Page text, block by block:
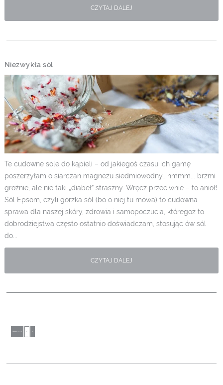
CZYTAJ DALEJ
Niezwykła sól
Te cudowne sole do kąpieli – od jakiegoś czasu ich gamę
poszerzyłam o siarczan magnezu siedmiowodny… hmmm... brzmi
groźnie, ale nie taki „diabeł” straszny. Wręcz przeciwnie – to anioł!
Sól Epsom, czyli gorzka sól (bo o niej tu mowa) to cudowna
sprawa dla naszej skóry, zdrowia i samopoczucia, któregoż to
dobrodziejstwa często ostatnio doświadczam, stosując ów sól
do...
CZYTAJ DALEJ
Strona 1 z 2 1 2